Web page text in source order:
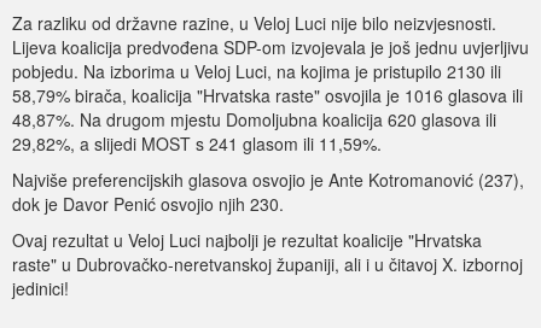
Za razliku od državne razine, u Veloj Luci nije bilo neizvjesnosti.
Lijeva koalicija predvođena SDP-om izvojevala je još jednu uvjerljivu
pobjedu. Na izborima u Veloj Luci, na kojima je pristupilo 2130 ili
58,79% birača, koalicija "Hrvatska raste" osvojila je 1016 glasova ili
48,87%. Na drugom mjestu Domoljubna koalicija 620 glasova ili
29,82%, a slijedi MOST s 241 glasom ili 11,59%.
Najviše preferencijskih glasova osvojio je Ante Kotromanović (237),
dok je Davor Penić osvojio njih 230.
Ovaj rezultat u Veloj Luci najbolji je rezultat koalicije "Hrvatska
raste" u Dubrovačko-neretvanskoj županiji, ali i u čitavoj X. izbornoj
jedinici!